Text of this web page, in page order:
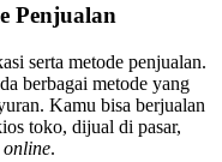
Penjualan
serta metode penjualan.
berbagai metode yang
Kamu bisa berjualan
toko, dijual di pasar,
online.